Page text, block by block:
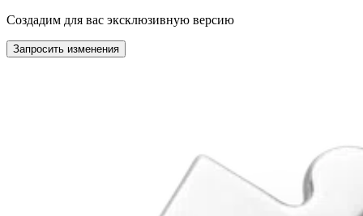
Создадим для вас эксклюзивную версию
Запросить изменения